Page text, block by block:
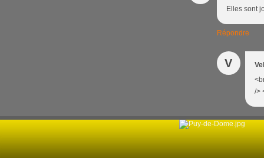
Elles sont
Répondre
V
/>